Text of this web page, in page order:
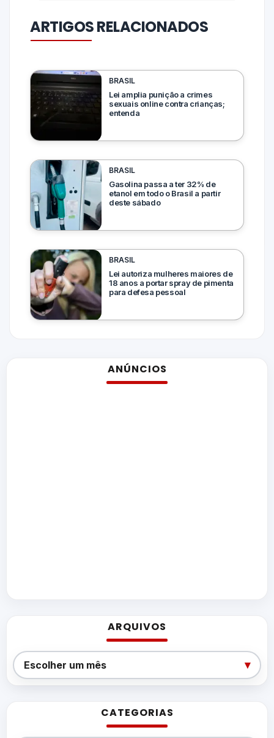
ARTIGOS RELACIONADOS
BRASIL
Lei amplia punição a crimes
sexuais online contra crianças;
entenda
BRASIL
Gasolina passa a ter 32% de
etanol em todo o Brasil a partir
deste sábado
BRASIL
Lei autoriza mulheres maiores de
18 anos a portar spray de pimenta
para defesa pessoal
ANÚNCIOS
ARQUIVOS
Arquivos
Escolher um mês ▾
CATEGORIAS